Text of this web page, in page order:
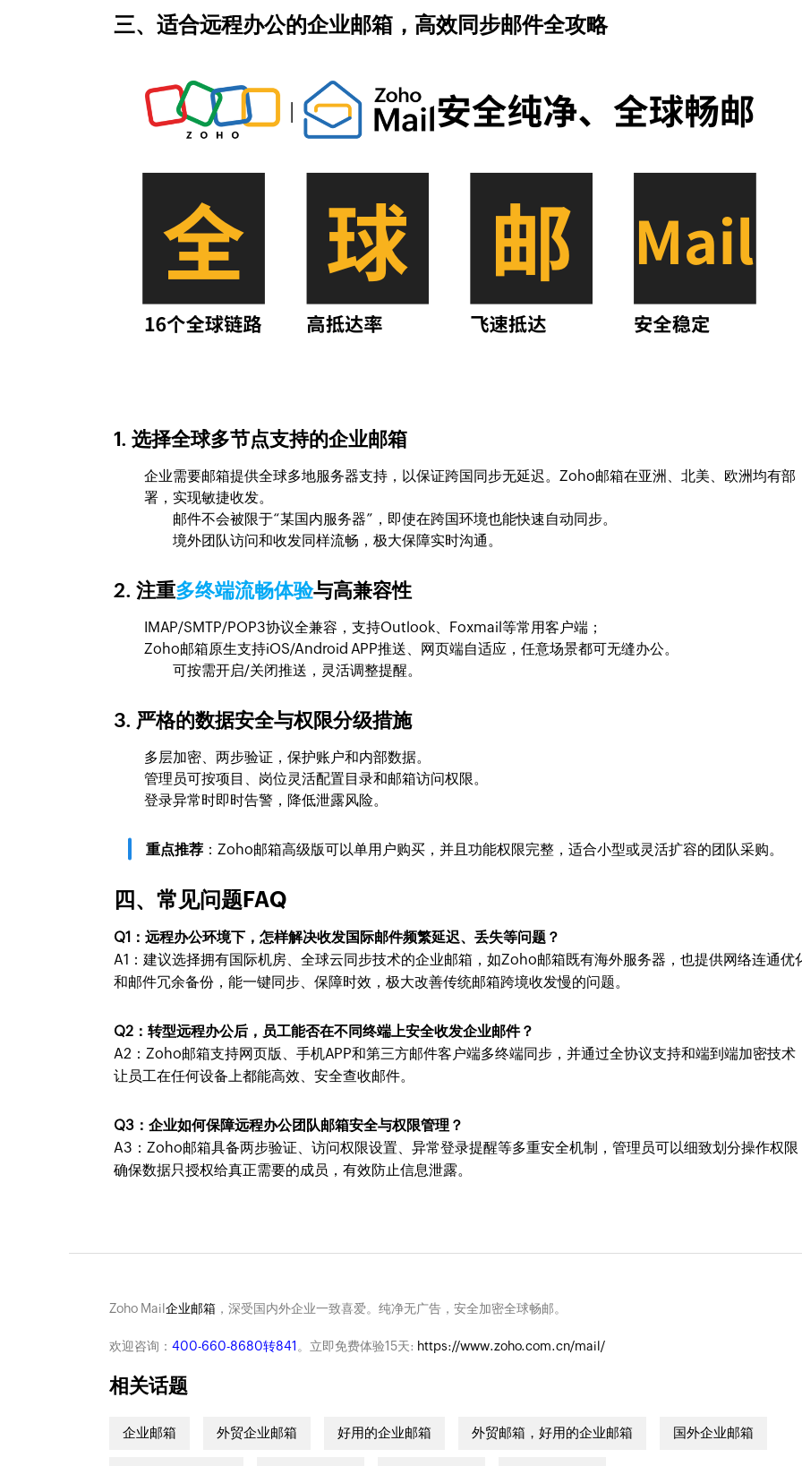
三、适合远程办公的企业邮箱，高效同步邮件全攻略
1. 选择全球多节点支持的企业邮箱
企业需要邮箱提供全球多地服务器支持，以保证跨国同步无延迟。Zoho邮箱在亚洲、北美、欧洲均有部
署，实现敏捷收发。
邮件不会被限于“某国内服务器”，即使在跨国环境也能快速自动同步。
境外团队访问和收发同样流畅，极大保障实时沟通。
2. 注重多终端流畅体验与高兼容性
IMAP/SMTP/POP3协议全兼容，支持Outlook、Foxmail等常用客户端；
Zoho邮箱原生支持iOS/Android APP推送、网页端自适应，任意场景都可无缝办公。
可按需开启/关闭推送，灵活调整提醒。
3. 严格的数据安全与权限分级措施
多层加密、两步验证，保护账户和内部数据。
管理员可按项目、岗位灵活配置目录和邮箱访问权限。
登录异常时即时告警，降低泄露风险。
重点推荐 ：Zoho邮箱高级版可以单用户购买，并且功能权限完整，适合小型或灵活扩容的团队采购。
四、常见问题FAQ
Q1：远程办公环境下，怎样解决收发国际邮件频繁延迟、丢失等问题？
A1：建议选择拥有国际机房、全球云同步技术的企业邮箱，如Zoho邮箱既有海外服务器，也提供网络连通优
和邮件冗余备份，能一键同步、保障时效，极大改善传统邮箱跨境收发慢的问题。
Q2：转型远程办公后，员工能否在不同终端上安全收发企业邮件？
A2：Zoho邮箱支持网页版、手机APP和第三方邮件客户端多终端同步，并通过全协议支持和端到端加密技术
让员工在任何设备上都能高效、安全查收邮件。
Q3：企业如何保障远程办公团队邮箱安全与权限管理？
A3：Zoho邮箱具备两步验证、访问权限设置、异常登录提醒等多重安全机制，管理员可以细致划分操作权限
确保数据只授权给真正需要的成员，有效防止信息泄露。
Zoho Mail企业邮箱，深受国内外企业一致喜爱。纯净无广告，安全加密全球畅邮。
欢迎咨询： 400-660-8680转841 。立即免费体验15天: https://www.zoho.com.cn/mail/
相关话题
企业邮箱 外贸企业邮箱 好用的企业邮箱 外贸邮箱，好用的企业邮箱 国外企业邮箱